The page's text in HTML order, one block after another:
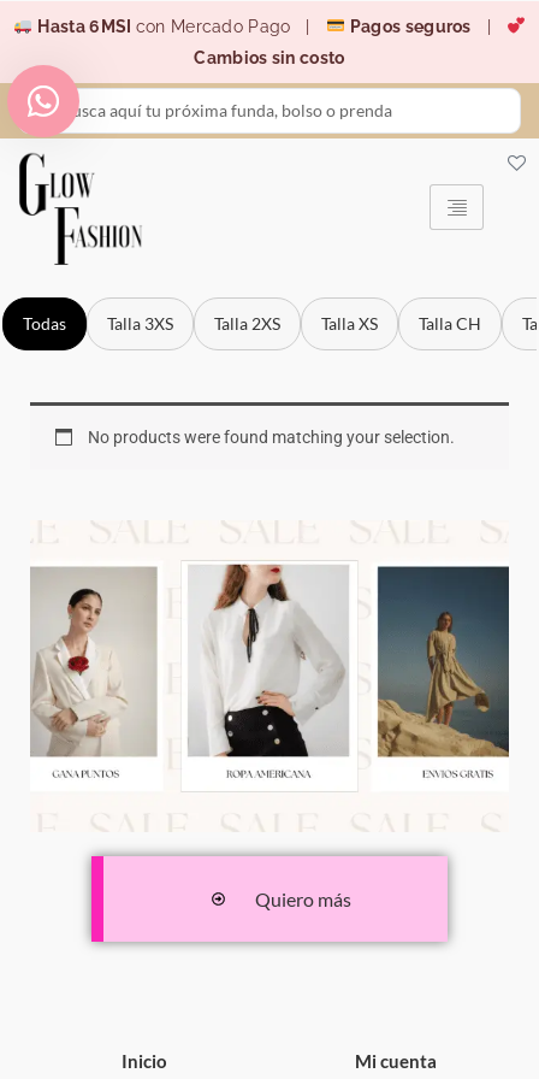
contenido
Hasta 6MSI con Mercado Pago | Pagos seguros
Cambios sin costo
Search
...
Todas Talla 3XS Talla 2XS Talla XS Talla CH
No products were found matching your selection.
Quiero más
Inicio Mi cuenta